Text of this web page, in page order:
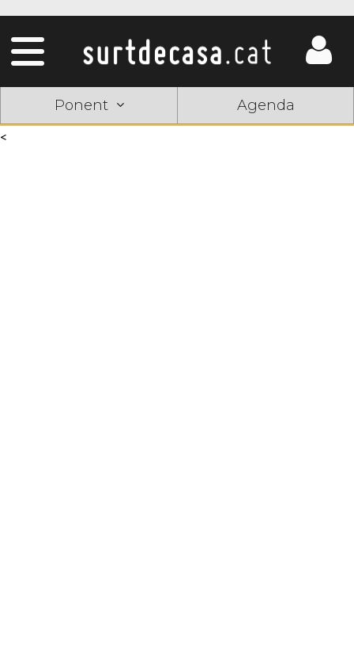
Ponent
Agenda
<